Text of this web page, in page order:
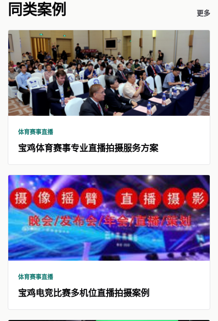
同类案例 更多
体育赛事直播
宝鸡体育赛事专业直播拍摄服务方案
体育赛事直播
宝鸡电竞比赛多机位直播拍摄案例